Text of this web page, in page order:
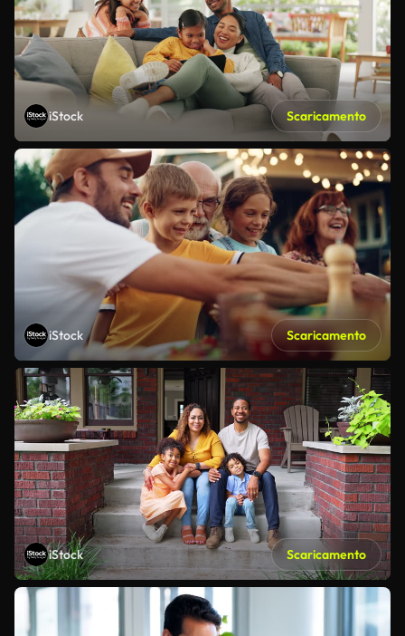
iStock Scaricamento
iStock Scaricamento
iStock Scaricamento